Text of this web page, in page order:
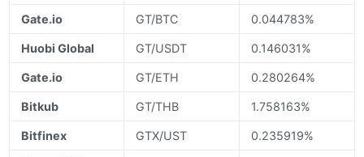
Gate.io GT/BTC 0.044783%
Huobi Global GT/USDT 0.146031%
Gate.io GT/ETH 0.280264%
Bitkub GT/THB 1.758163%
Bitfinex GTX/UST 0.235919%